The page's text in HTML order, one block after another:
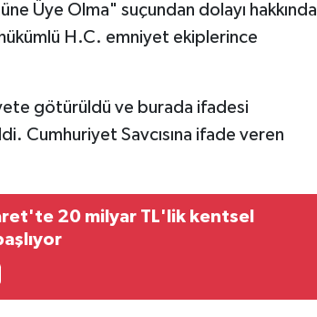
Üye Olma" suçundan dolayı hakkında
H.C. emniyet ekiplerince
götürüldü ve burada ifadesi
Cumhuriyet Savcısına ifade veren
20 milyar TL'lik kentsel